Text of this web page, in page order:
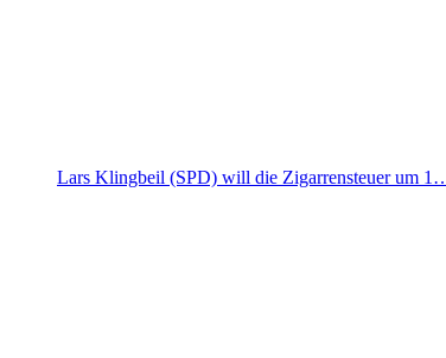
Lars Klingbeil (SPD) will die Zigarrensteuer um